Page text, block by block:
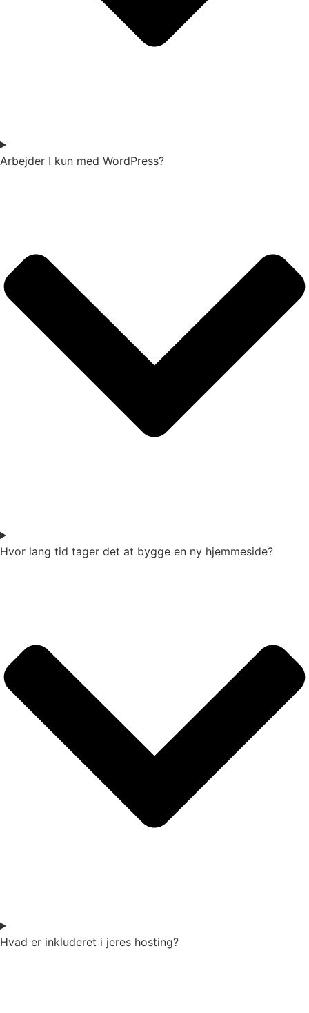
Arbejder I kun med WordPress?
Hvor lang tid tager det at bygge en ny hjemmeside?
Hvad er inkluderet i jeres hosting?